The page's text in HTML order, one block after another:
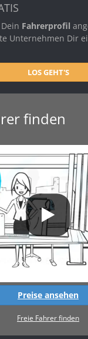
Fahrerprofil
Unternehmen Dir
LOS GEHT'S
finden
Preise ansehen
Freie Fahrer finden